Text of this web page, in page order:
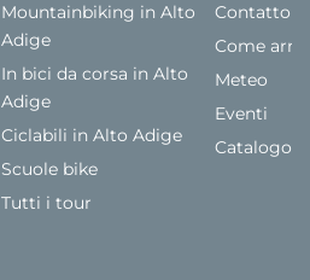
Mountainbiking in Alto
Adige
In bici da corsa in Alto
Adige
Ciclabili in Alto Adige
Scuole bike
Tutti i tour
Contatto
Come
Meteo
Eventi
Catalogo